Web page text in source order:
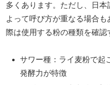
多くあります。ただし、日
よって呼び方が重なる場合
際は使用する粉の種類を確認
サワー種：ライ麦粉で起
発酵力が特徴